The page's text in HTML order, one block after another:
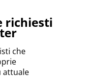
richiesti
che
attuale